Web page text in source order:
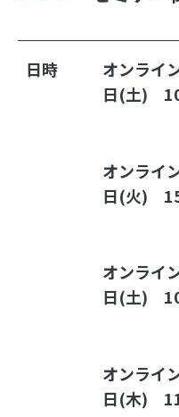
日時 オンライ
日(土)
オンライ
日(火)
オンライ
日(土)
オンライ
日(木)